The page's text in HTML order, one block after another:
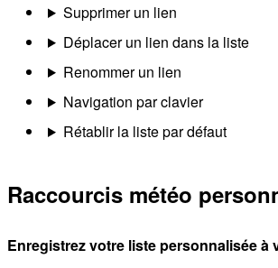
Supprimer un lien
Déplacer un lien dans la liste
Renommer un lien
Navigation par clavier
Rétablir la liste par défaut
Raccourcis météo
Enregistrez votre liste personnalisée à